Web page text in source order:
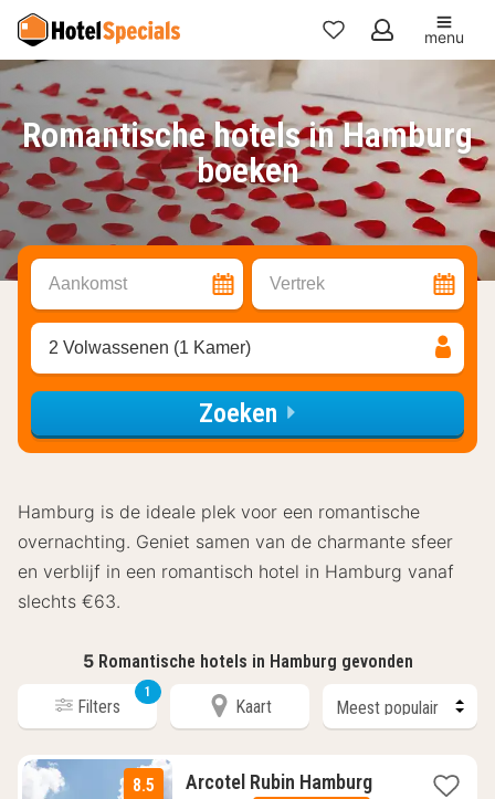
Mijn
favorieten
menu
Romantische hotels in Hamburg
boeken
Aankomst Vertrek
2 Volwassenen (1 Kamer)
Zoeken
Hamburg is de ideale plek voor een romantische
overnachting. Geniet samen van de charmante sfeer
en verblijf in een romantisch hotel in Hamburg vanaf
slechts €63.
5 Romantische hotels in Hamburg gevonden
Filters
1
Kaart
8.5 Arcotel Rubin Hamburg1